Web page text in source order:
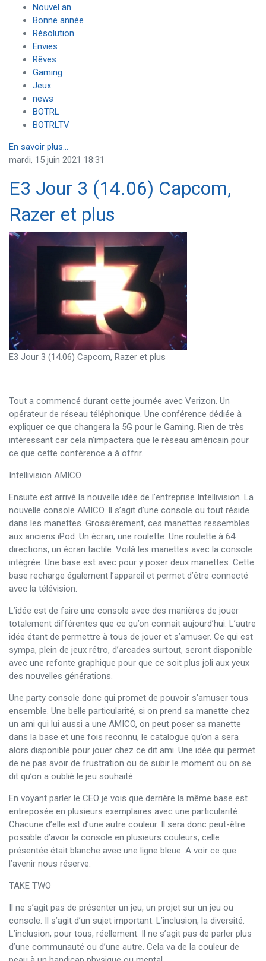
Nouvel an
Bonne année
Résolution
Envies
Rêves
Gaming
Jeux
news
BOTRL
BOTRLTV
En savoir plus...
mardi, 15 juin 2021 18:31
E3 Jour 3 (14.06) Capcom,
Razer et plus
E3 Jour 3 (14.06) Capcom, Razer et plus
Tout a commencé durant cette journée avec Verizon. Un
opérateur de réseau téléphonique. Une conférence dédiée à
expliquer ce que changera la 5G pour le Gaming. Rien de très
intéressant car cela n’impactera que le réseau américain pour
ce que cette conférence a à offrir.
Intellivision AMICO
Ensuite est arrivé la nouvelle idée de l’entreprise Intellivision. La
nouvelle console AMICO. Il s’agit d’une console ou tout réside
dans les manettes. Grossièrement, ces manettes ressembles
aux anciens iPod. Un écran, une roulette. Une roulette à 64
directions, un écran tactile. Voilà les manettes avec la console
intégrée. Une base est avec pour y poser deux manettes. Cette
base recharge également l’appareil et permet d’être connecté
avec la télévision.
L’idée est de faire une console avec des manières de jouer
totalement différentes que ce qu’on connait aujourd’hui. L’autre
idée étant de permettre à tous de jouer et s’amuser. Ce qui est
sympa, plein de jeux rétro, d’arcades surtout, seront disponible
avec une refonte graphique pour que ce soit plus joli aux yeux
des nouvelles générations.
Une party console donc qui promet de pouvoir s’amuser tous
ensemble. Une belle particularité, si on prend sa manette chez
un ami qui lui aussi a une AMICO, on peut poser sa manette
dans la base et une fois reconnu, le catalogue qu’on a sera
alors disponible pour jouer chez ce dit ami. Une idée qui permet
de ne pas avoir de frustration ou de subir le moment ou on se
dit qu’on a oublié le jeu souhaité.
En voyant parler le CEO je vois que derrière la même base est
entreposée en plusieurs exemplaires avec une particularité.
Chacune d’elle est d’une autre couleur. Il sera donc peut-être
possible d’avoir la console en plusieurs couleurs, celle
présentée était blanche avec une ligne bleue. A voir ce que
l’avenir nous réserve.
TAKE TWO
Il ne s’agit pas de présenter un jeu, un projet sur un jeu ou
console. Il s’agit d’un sujet important. L’inclusion, la diversité.
L’inclusion, pour tous, réellement. Il ne s’agit pas de parler plus
d’une communauté ou d’une autre. Cela va de la couleur de